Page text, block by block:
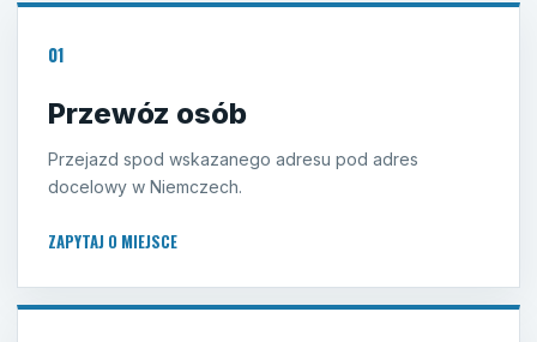
01
Przewóz osób
Przejazd spod wskazanego adresu pod adres
docelowy w Niemczech.
ZAPYTAJ O MIEJSCE